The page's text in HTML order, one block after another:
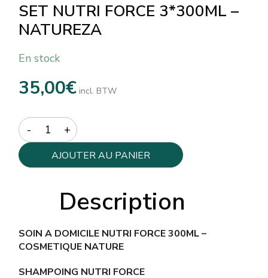
SET NUTRI FORCE 3*300ML –
NATUREZA
En stock
35,00€ incl. BTW
Quantity
AJOUTER AU PANIER
Description
SOIN A DOMICILE NUTRI FORCE 300ML –
COSMETIQUE NATURE
SHAMPOING NUTRI FORCE